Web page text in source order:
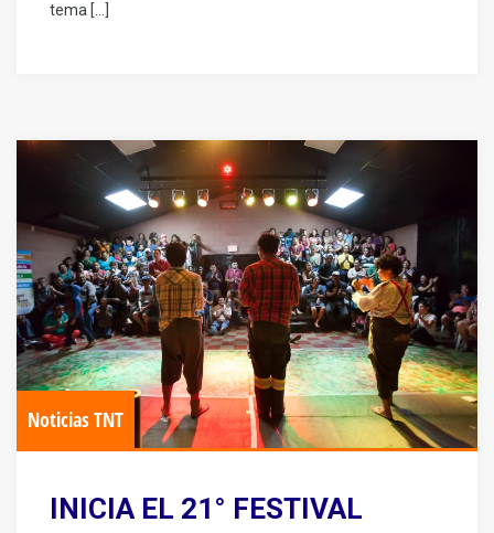
tema […]
Noticias TNT
INICIA EL 21° FESTIVAL